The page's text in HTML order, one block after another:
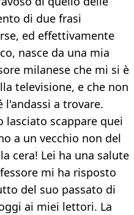
di due frasi
ed effettivamente
nasce da una mia
milanese che mi si è
televisione, e che non
a trovare.
scappare quei
a un vecchio non del
cera! Lei ha una salute
mi ha risposto
del suo passato di
ai miei lettori. La